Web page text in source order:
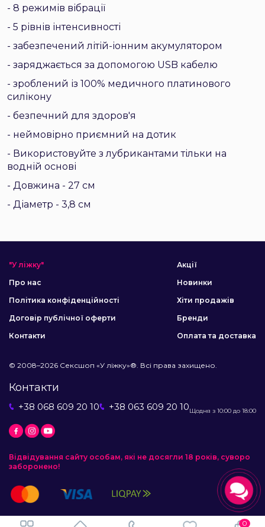
- 8 режимів вібрації
- 5 рівнів інтенсивності
- забезпечений літій-іонним акумулятором
- заряджається за допомогою USB кабелю
- зроблений із 100% медичного платинового
силікону
- безпечний для здоров'я
- неймовірно приємний на дотик
- Використовуйте з лубрикантами тільки на
водній основі
- Довжина - 27 см
- Діаметр - 3,8 см
"У ліжку"
Про нас
Політика конфіденційності
Договір публічної оферти
Контакти
Акції
Новинки
Хіти продажів
Бренди
Оплата та доставка
© 2008–2026 Сексшоп «У ліжку»®. Всі права захищено.
Контакти
+38 068 609 20 10 +38 063 609 20 10Щодня з 10:00 до 18:00
Відвідування сайту особам, які не досягли 18 років, суворо
заборонено!
0